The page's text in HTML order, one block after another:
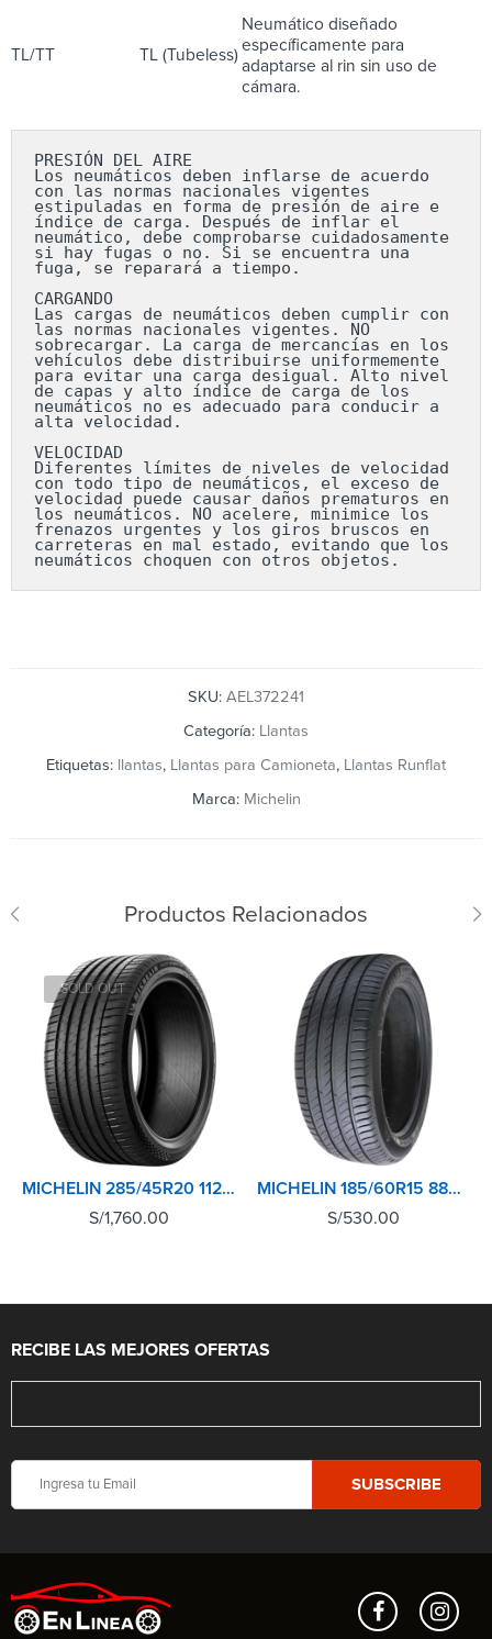
TL/TT TL (Tubeless)
Neumático diseñado
específicamente para
adaptarse al rin sin uso de
cámara.
PRESIÓN DEL AIRE
Los neumáticos deben inflarse de acuerdo
con las normas nacionales vigentes
estipuladas en forma de presión de aire e
índice de carga. Después de inflar el
neumático, debe comprobarse cuidadosamente
si hay fugas o no. Si se encuentra una
fuga, se reparará a tiempo.
CARGANDO
Las cargas de neumáticos deben cumplir con
las normas nacionales vigentes. NO
sobrecargar. La carga de mercancías en los
vehículos debe distribuirse uniformemente
para evitar una carga desigual. Alto nivel
de capas y alto índice de carga de los
neumáticos no es adecuado para conducir a
alta velocidad.
VELOCIDAD
Diferentes límites de niveles de velocidad
con todo tipo de neumáticos, el exceso de
velocidad puede causar daños prematuros en
los neumáticos. NO acelere, minimice los
frenazos urgentes y los giros bruscos en
carreteras en mal estado, evitando que los
neumáticos choquen con otros objetos.
SKU: AEL372241
Categoría: Llantas
Etiquetas: llantas, Llantas para Camioneta, Llantas Runflat
Marca: Michelin
Productos Relacionados
SOLD OUT
MICHELIN 285/45R20 112Y XL TL PILOT SPORT 4 SUV
S/1,760.00
MICHELIN 185/60R15 88H XL TL PRIMACY 4+
S/530.00
RECIBE LAS MEJORES OFERTAS